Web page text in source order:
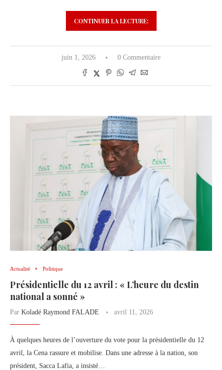
CONTINUER LA LECTURE:
juin 1, 2026 0 Commentaire
Actualité Politique
Présidentielle du 12 avril : « L’heure du destin
national a sonné »
Par Koladé Raymond FALADE avril 11, 2026
À quelques heures de l’ouverture du vote pour la présidentielle du 12
avril, la Cena rassure et mobilise. Dans une adresse à la nation, son
président, Sacca Lafia, a insisté…